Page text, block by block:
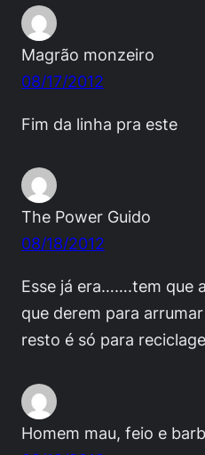
Magrão monzeiro
08/17/2012
Fim da linha pra este
The Power Guido
08/18/2012
Esse já era…….tem que
que derem para
resto é só para
Homem mau, feio e